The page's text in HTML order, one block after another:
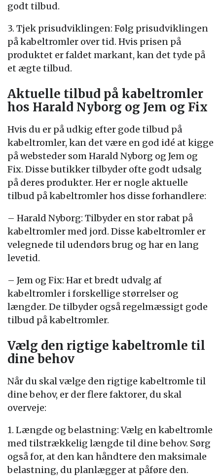
godt tilbud.
3. Tjek prisudviklingen: Følg prisudviklingen
på kabeltromler over tid. Hvis prisen på
produktet er faldet markant, kan det tyde på
et ægte tilbud.
Aktuelle tilbud på kabeltromler
hos Harald Nyborg og Jem og Fix
Hvis du er på udkig efter gode tilbud på
kabeltromler, kan det være en god idé at kigge
på websteder som Harald Nyborg og Jem og
Fix. Disse butikker tilbyder ofte godt udsalg
på deres produkter. Her er nogle aktuelle
tilbud på kabeltromler hos disse forhandlere:
– Harald Nyborg: Tilbyder en stor rabat på
kabeltromler med jord. Disse kabeltromler er
velegnede til udendørs brug og har en lang
levetid.
– Jem og Fix: Har et bredt udvalg af
kabeltromler i forskellige størrelser og
længder. De tilbyder også regelmæssigt gode
tilbud på kabeltromler.
Vælg den rigtige kabeltromle til
dine behov
Når du skal vælge den rigtige kabeltromle til
dine behov, er der flere faktorer, du skal
overveje:
1. Længde og belastning: Vælg en kabeltromle
med tilstrækkelig længde til dine behov. Sørg
også for, at den kan håndtere den maksimale
belastning, du planlægger at påføre den.